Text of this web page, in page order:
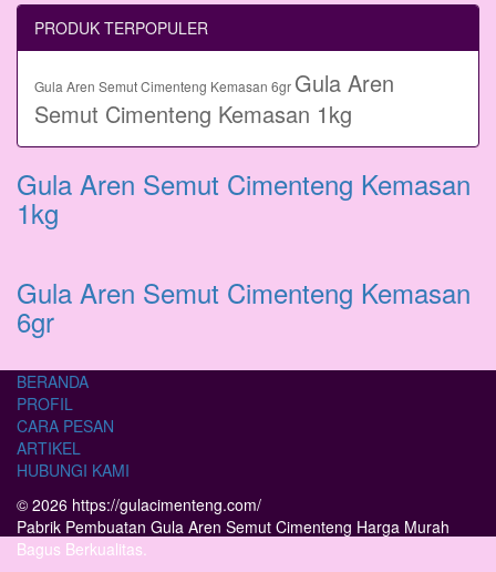
PRODUK TERPOPULER
Gula Aren Semut Cimenteng Kemasan 6gr Gula Aren
Semut Cimenteng Kemasan 1kg
Gula Aren Semut Cimenteng Kemasan
1kg
Gula Aren Semut Cimenteng Kemasan
6gr
BERANDA
PROFIL
CARA PESAN
ARTIKEL
HUBUNGI KAMI
© 2026 https://gulacimenteng.com/
Pabrik Pembuatan Gula Aren Semut Cimenteng Harga Murah
Bagus Berkualitas.